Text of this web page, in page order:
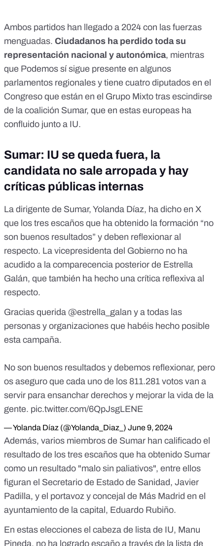
Ambos partidos han llegado a 2024 con las fuerzas
menguadas. Ciudadanos ha perdido toda su
representación nacional y autonómica, mientras
que Podemos sí sigue presente en algunos
parlamentos regionales y tiene cuatro diputados en el
Congreso que están en el Grupo Mixto tras escindirse
de la coalición Sumar, que en estas europeas ha
confluido junto a IU.
Sumar: IU se queda fuera, la
candidata no sale arropada y hay
críticas públicas internas
La dirigente de Sumar, Yolanda Díaz, ha dicho en X
que los tres escaños que ha obtenido la formación “no
son buenos resultados” y deben reflexionar al
respecto. La vicepresidenta del Gobierno no ha
acudido a la comparecencia posterior de Estrella
Galán, que también ha hecho una crítica reflexiva al
respecto.
Gracias querida @estrella_galan y a todas las
personas y organizaciones que habéis hecho posible
esta campaña.
No son buenos resultados y debemos reflexionar, pero
os aseguro que cada uno de los 811.281 votos van a
servir para ensanchar derechos y mejorar la vida de la
gente. pic.twitter.com/6QpJsgLENE
— Yolanda Díaz (@Yolanda_Diaz_) June 9, 2024
Además, varios miembros de Sumar han calificado el
resultado de los tres escaños que ha obtenido Sumar
como un resultado "malo sin paliativos", entre ellos
figuran el Secretario de Estado de Sanidad, Javier
Padilla, y el portavoz y concejal de Más Madrid en el
ayuntamiento de la capital, Eduardo Rubiño.
En estas elecciones el cabeza de lista de IU, Manu
Pineda, no ha logrado escaño a través de la lista de